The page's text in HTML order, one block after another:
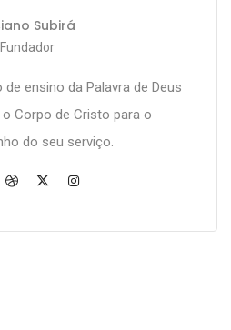
Subirá
Fundador
ensino da Palavra de Deus
Corpo de Cristo para o
do seu serviço.